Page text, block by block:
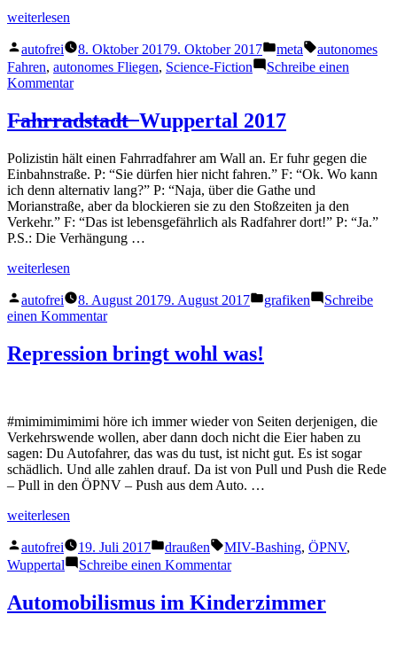
„Hört
in
Straßeninfrastruktur
zu
weiterlesen
Veröffentlicht
von
autofrei 8. Oktober 20179. Oktober 2017
Veröffentlicht
in
meta Schlagwörter:
autonomes
Fahren, autonomes Fliegen, Science-Fiction
Schreibe einen
Kommentarzu
auf
in
zu
investieren!
F̶a̶h̶r̶r̶a̶d̶s̶t̶a̶d̶t̶ ̶ Wuppertal 2017
Polizistin hält einen Fahrradfahrer am Wall an. Er fuhr gegen die
Einbahnstraße. P: “Sie dürfen hier nicht fahren.” F: “Ok. Wo kann
ich denn alternativ lang?” P: “Naja, über die Gathe und
Morianstraße, aber da blockieren sie zu den Stoßzeiten ja den
Verkehr.” F: “Das ist lebensgefährlich als Radfahrer dort!” P: “Ja.”
P.S.: Die Verhängung …
„F̶a̶h̶r̶r̶a̶d̶s̶t̶a̶d̶t̶
Wuppertal
2017“
weiterlesen
Veröffentlicht
von
autofrei 8. August 20179. August 2017
Veröffentlicht
grafiken
Schreibe
einen Kommentarzu
Wuppertal
Repression bringt wohl was!
#mimimimimimi höre ich immer wieder von Seiten derjenigen, die
Verkehrswende wollen, aber dann doch nicht die Eier haben zu
sagen: Du Autofahrer, das was du tust, ist nicht gut. Es ist sogar
schädlich. Und alle zahlen drauf. Da ist von Pull und Push die Rede
– Pull in den ÖPNV – Push aus dem Auto. …
„Repression
wohl
was!“
weiterlesen
Veröffentlicht
von
autofrei 19. Juli 2017
Veröffentlicht
in
draußen Schlagwörter:
MIV-Bashing, ÖPNV,
Wuppertal
Schreibe einen Kommentarzu
bringt
wohl
Automobilismus im Kinderzimmer